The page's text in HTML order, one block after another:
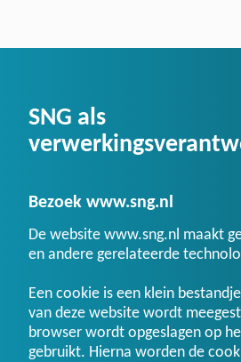
SNG als
Bezoek www.sng.nl
De website www.sng.nl maakt
en andere gerelateerde
Een cookie is een klein
van deze website wordt
browser wordt opgeslagen op
gebruikt. Hierna worden de